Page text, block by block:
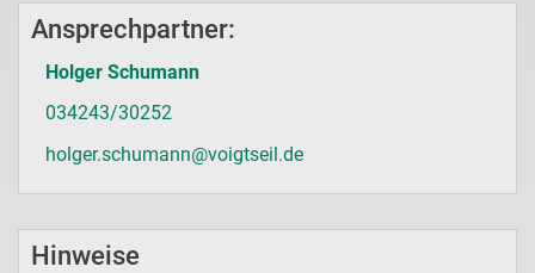
Ansprechpartner:
Holger Schumann
034243/30252
holger.schumann@voigtseil.de
Hinweise